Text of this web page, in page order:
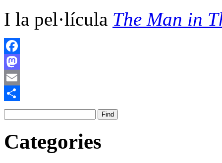
I la pel·lícula The Man in
Facebook
Mastodon
Email
Comparteix
Categories